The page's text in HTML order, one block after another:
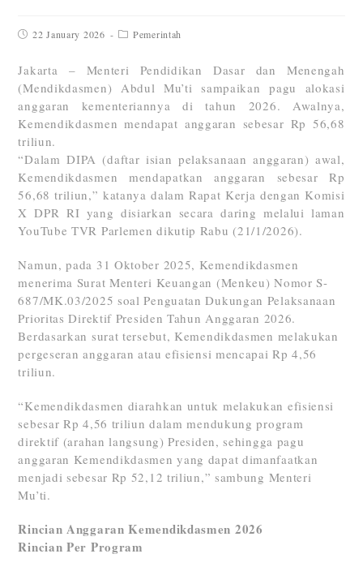
22 January 2026 Pemerintah
Jakarta – Menteri Pendidikan Dasar dan Menengah
(Mendikdasmen) Abdul Mu’ti sampaikan pagu alokasi
anggaran kementeriannya di tahun 2026. Awalnya,
Kemendikdasmen mendapat anggaran sebesar Rp 56,68
triliun.
“Dalam DIPA (daftar isian pelaksanaan anggaran) awal,
Kemendikdasmen mendapatkan anggaran sebesar Rp
56,68 triliun,” katanya dalam Rapat Kerja dengan Komisi
X DPR RI yang disiarkan secara daring melalui laman
YouTube TVR Parlemen dikutip Rabu (21/1/2026).
Namun, pada 31 Oktober 2025, Kemendikdasmen
menerima Surat Menteri Keuangan (Menkeu) Nomor S-
687/MK.03/2025 soal Penguatan Dukungan Pelaksanaan
Prioritas Direktif Presiden Tahun Anggaran 2026.
Berdasarkan surat tersebut, Kemendikdasmen melakukan
pergeseran anggaran atau efisiensi mencapai Rp 4,56
triliun.
“Kemendikdasmen diarahkan untuk melakukan efisiensi
sebesar Rp 4,56 triliun dalam mendukung program
direktif (arahan langsung) Presiden, sehingga pagu
anggaran Kemendikdasmen yang dapat dimanfaatkan
menjadi sebesar Rp 52,12 triliun,” sambung Menteri
Mu’ti.
Rincian Anggaran Kemendikdasmen 2026
Rincian Per Program